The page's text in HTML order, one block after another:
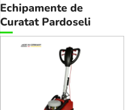
Echipamente de
Curatat Pardoseli